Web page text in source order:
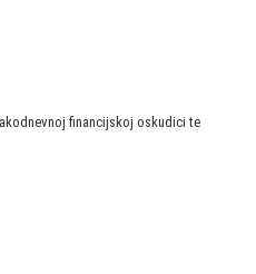
financijskoj oskudici te